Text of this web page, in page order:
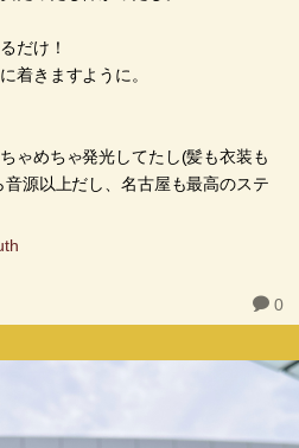
だけ！
着きますように。
ゃめちゃ発光してたし(髪も衣装も
源以上だし、名古屋も最高のステ
0